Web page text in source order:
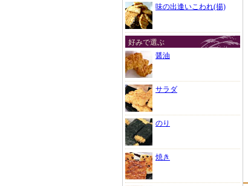
味の出逢いこわれ(揚)
好みで選ぶ
醤油
サラダ
のり
焼き